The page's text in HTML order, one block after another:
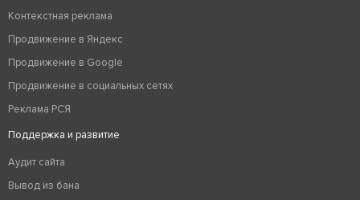
Контекстная реклама
Продвижение в Яндекс
Продвижение в Google
Продвижение в социальных сетях
Реклама РСЯ
Поддержка и развитие
Аудит сайта
Вывод из бана